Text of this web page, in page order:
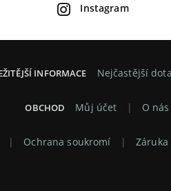
Instagram
INFORMACE Nejčastější
OBCHOD Můj účet O nás
Ochrana soukromí Záruka
Používáme Cookies,
obsah na stránce,